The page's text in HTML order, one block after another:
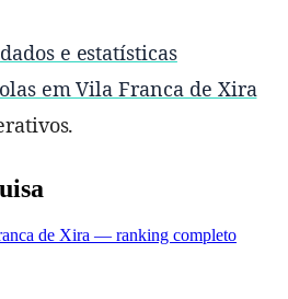
dados e estatísticas
em Vila Franca de Xira
de Xira — ranking completo